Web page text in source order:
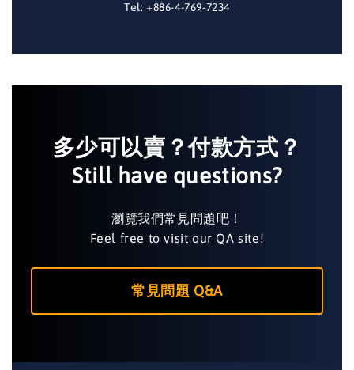
Tel: +886-4-769-7234
多少可以賣？付款方式？
Still have questions?
瀏覽我們常見問題吧！
Feel free to visit our QA site!
常見問題 Q&A